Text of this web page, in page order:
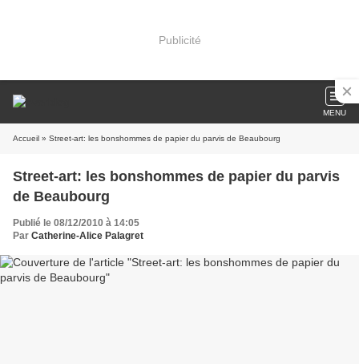
Publicité
MENU
Accueil » Street-art: les bonshommes de papier du parvis de Beaubourg
Street-art: les bonshommes de papier du parvis
de Beaubourg
Publié le 08/12/2010 à 14:05
Par Catherine-Alice Palagret